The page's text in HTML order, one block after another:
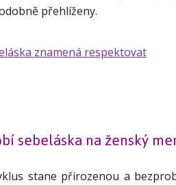
přehlíženy.
sebeláska na ženský
stane přirozenou a